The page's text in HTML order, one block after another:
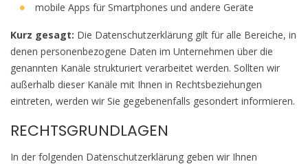
mobile Apps für Smartphones und andere Geräte
Kurz gesagt: Die Datenschutzerklärung gilt für alle Bereiche, in
denen personenbezogene Daten im Unternehmen über die
genannten Kanäle strukturiert verarbeitet werden. Sollten wir
außerhalb dieser Kanäle mit Ihnen in Rechtsbeziehungen
eintreten, werden wir Sie gegebenenfalls gesondert informieren.
RECHTSGRUNDLAGEN
In der folgenden Datenschutzerklärung geben wir Ihnen